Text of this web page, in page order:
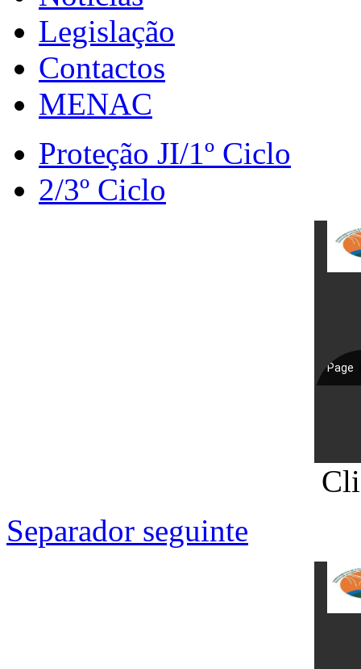
Legislação
Contactos
MENAC
Proteção JI/1º Ciclo
2/3º Ciclo
Separador seguinte